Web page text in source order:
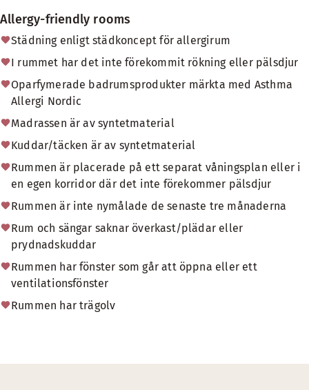
Allergy-friendly rooms
Städning enligt städkoncept för allergirum
I rummet har det inte förekommit rökning eller pälsdjur
Oparfymerade badrumsprodukter märkta med Asthma
Allergi Nordic
Madrassen är av syntetmaterial
Kuddar/täcken är av syntetmaterial
Rummen är placerade på ett separat våningsplan eller i
en egen korridor där det inte förekommer pälsdjur
Rummen är inte nymålade de senaste tre månaderna
Rum och sängar saknar överkast/plädar eller
prydnadskuddar
Rummen har fönster som går att öppna eller ett
ventilationsfönster
Rummen har trägolv